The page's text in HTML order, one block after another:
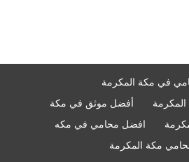
في مكة المكرمة
أفضل موثق في مكة
افضل محامي في مكه
مكة المكرمة